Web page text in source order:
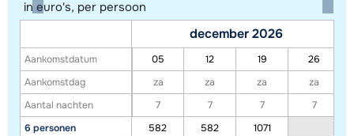
Deze kaart geeft een indicatie van de ligging van onze accommodaties. De
in euro's, per persoon
Aankomstdatum
Aankomstdag
Aantal nachten
6 personen
december 2026
05 12 19
26
za
za za
za
7
7 7
7
582
582
1071